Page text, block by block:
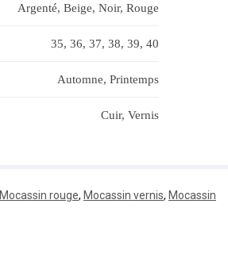
Argenté, Beige, Noir, Rouge
35, 36, 37, 38, 39, 40
Automne, Printemps
Cuir, Vernis
Mocassin rouge, Mocassin vernis, Mocassin